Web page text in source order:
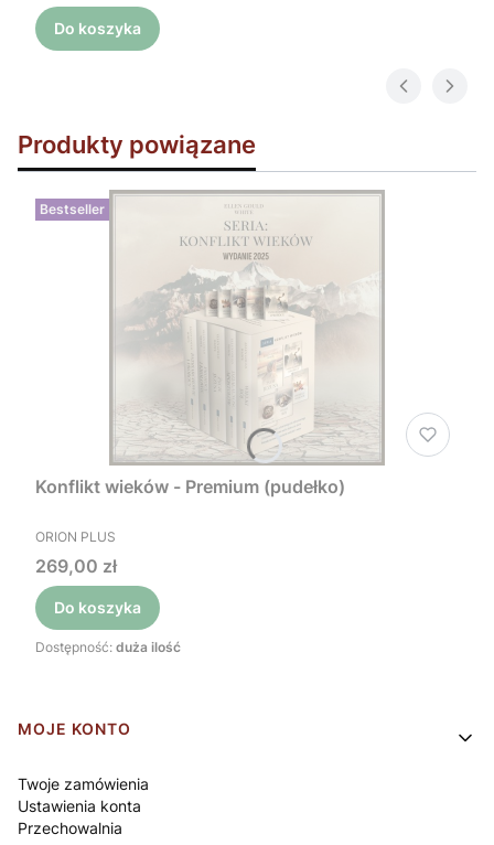
Do koszyka
Produkty powiązane
Bestseller
Konflikt wieków - Premium (pudełko)
PRODUCENT
ORION PLUS
Cena
269,00 zł
Do koszyka
Dostępność: duża ilość
Linki w stopce
MOJE KONTO
Twoje zamówienia
Ustawienia konta
Przechowalnia